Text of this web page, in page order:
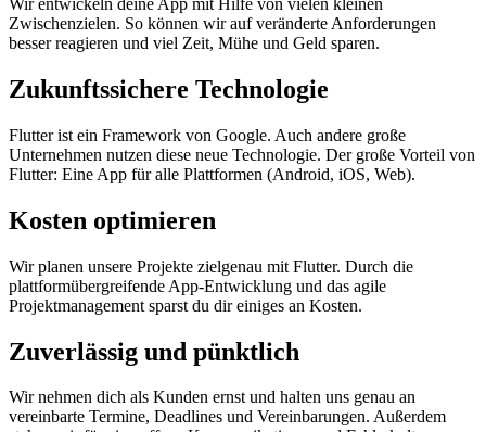
Wir entwickeln deine App mit Hilfe von vielen kleinen
Zwischenzielen. So können wir auf veränderte Anforderungen
besser reagieren und viel Zeit, Mühe und Geld sparen.
Zukunftssichere Technologie
Flutter ist ein Framework von Google. Auch andere große
Unternehmen nutzen diese neue Technologie. Der große Vorteil von
Flutter: Eine App für alle Plattformen (Android, iOS, Web).
Kosten optimieren
Wir planen unsere Projekte zielgenau mit Flutter. Durch die
plattformübergreifende App-Entwicklung und das agile
Projektmanagement sparst du dir einiges an Kosten.
Zuverlässig und pünktlich
Wir nehmen dich als Kunden ernst und halten uns genau an
vereinbarte Termine, Deadlines und Vereinbarungen. Außerdem